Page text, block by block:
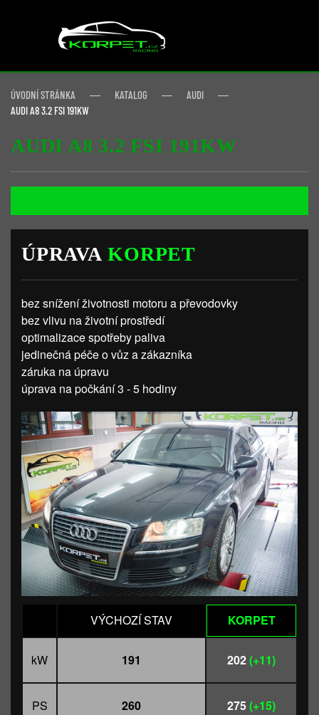
Skip to main content
ÚVODNÍ STRÁNKA KATALOG
AUDI
AUDI A8 3.2 FSI 191KW
AUDI A8 3.2 FSI 191KW
ÚPRAVAKORPET
bez snížení životnosti motoru a převodovky
bez vlivu na životní prostředí
optimalizace spotřeby paliva
jedinečná péče o vůz a zákazníka
záruka na úpravu
úprava na počkání 3 - 5 hodiny
VÝCHOZÍ STAV KORPET
kW 191 202(+11)
PS 260 275(+15)